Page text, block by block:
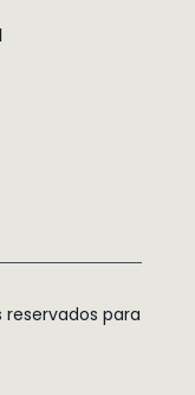
para